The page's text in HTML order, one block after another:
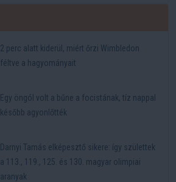
2 perc alatt kiderül, miért őrzi Wimbledon
féltve a hagyományait
Egy öngól volt a bűne a focistának, tíz nappal
később agyonlőtték
Darnyi Tamás elképesztő sikere: így születtek
a 113., 119., 125. és 130. magyar olimpiai
aranyak